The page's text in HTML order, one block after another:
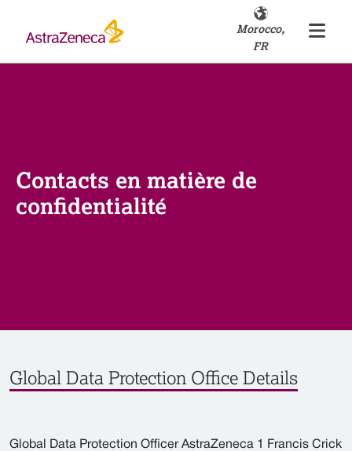
Morocco,
FR
Contacts en matière de
confidentialité
Global Data Protection Office Details
Global Data Protection Officer AstraZeneca 1 Francis Crick